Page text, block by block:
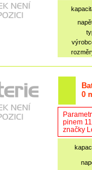
0
pinem
značky